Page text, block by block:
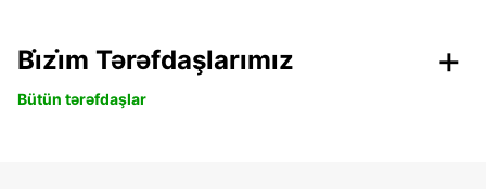
Bi̇zi̇m Tərəfdaşlarımız
Bütün tərəfdaşlar